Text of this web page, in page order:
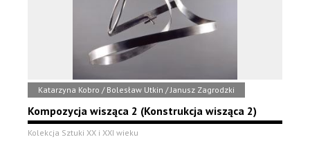
Katarzyna Kobro / Bolesław Utkin / Janusz Zagrodzki
Kompozycja wisząca 2 (Konstrukcja wisząca 2)
Kolekcja Sztuki XX i XXI wieku